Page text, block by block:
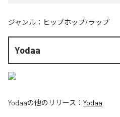
ジャンル： ヒップホップ/ラップ
Yodaa
Yodaaの他のリリース： Yodaa